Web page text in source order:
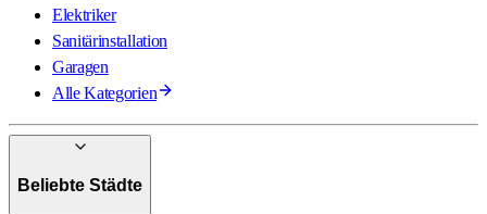
Elektriker
Sanitärinstallation
Garagen
Alle Kategorien
Beliebte Städte